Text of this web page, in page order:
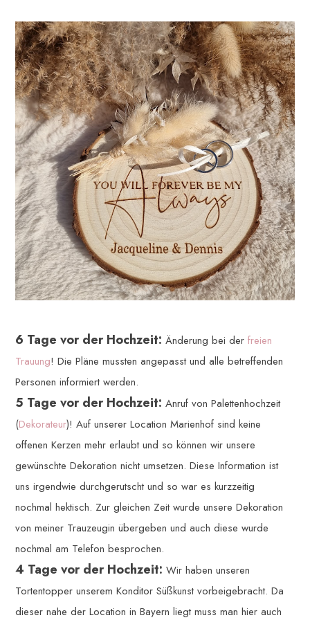
6 Tage vor der Hochzeit:Änderung bei derfreien
Trauung! Die Pläne mussten angepasst und alle betreffenden
Personen informiert werden.
5 Tage vor der Hochzeit: Anruf von Palettenhochzeit
(Dekorateur)! Auf unserer Location Marienhof sind keine
offenen Kerzen mehr erlaubt und so können wir unsere
gewünschte Dekoration nicht umsetzen. Diese Information ist
uns irgendwie durchgerutscht und so war es kurzzeitig
nochmal hektisch. Zur gleichen Zeit wurde unsere Dekoration
von meiner Trauzeugin übergeben und auch diese wurde
nochmal am Telefon besprochen.
4 Tage vor der Hochzeit:Wir haben unseren
Tortentopper unserem Konditor Süßkunst vorbeigebracht. Da
dieser nahe der Location in Bayern liegt muss man hier auch